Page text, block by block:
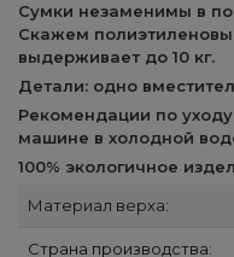
Сумки незаменимы в
Скажем
выдерживает до 10 кг.
Детали: одно
Рекомендации по
машине в холодной
100% экологичное
Материал верха:
Страна производства: